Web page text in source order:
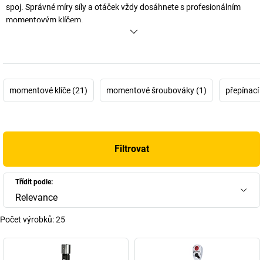
spoj. Správné míry síly a otáček vždy dosáhnete s profesionálním
momentovým klíčem.
momentové klíče (21) momentové šroubováky (1) přepínací
Filtrovat
Třídit podle:
Relevance
Počet výrobků:25